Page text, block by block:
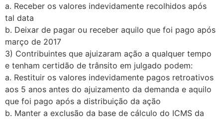
a. Receber os valores indevidamente recolhidos após
tal data
b. Deixar de pagar ou receber aquilo que foi pago após
março de 2017
3) Contribuintes que ajuizaram ação a qualquer tempo
e tenham certidão de trânsito em julgado podem:
a. Restituir os valores indevidamente pagos retroativos
aos 5 anos antes do ajuizamento da demanda e aquilo
que foi pago após a distribuição da ação
b. Manter a exclusão da base de cálculo do ICMS da